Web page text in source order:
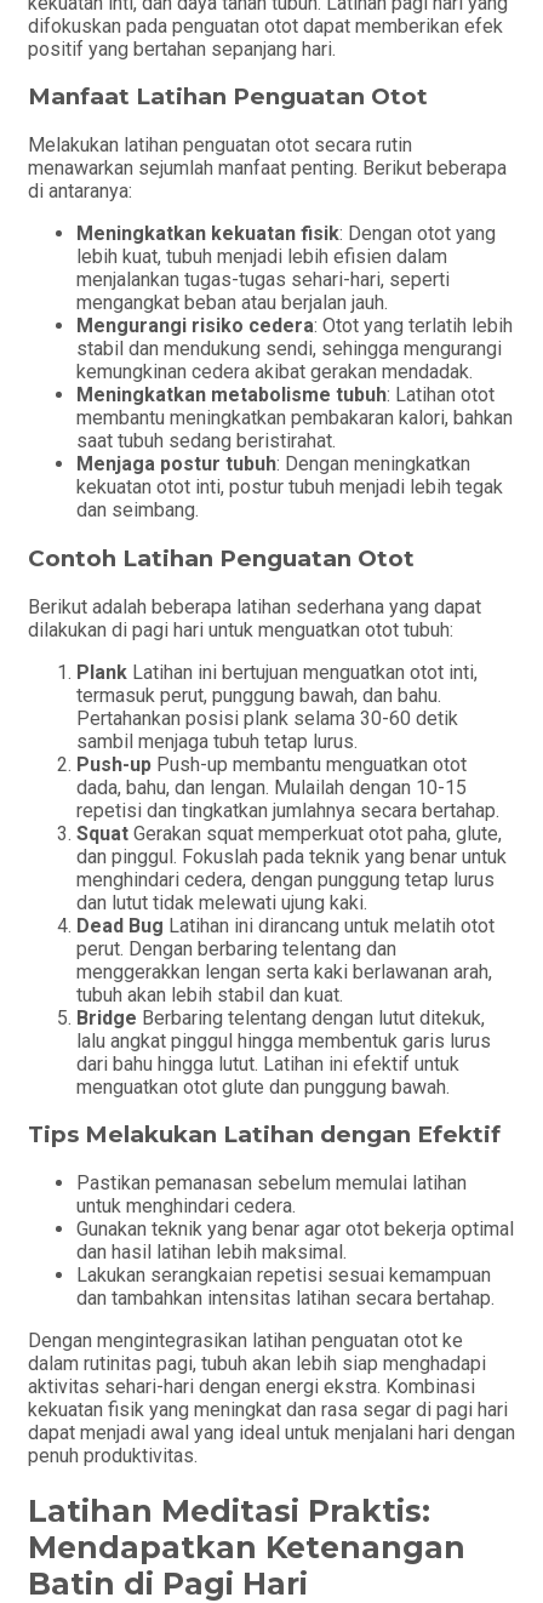
difokuskan pada penguatan otot dapat memberikan efek
positif yang bertahan sepanjang hari.
Manfaat Latihan Penguatan Otot
Melakukan latihan penguatan otot secara rutin
menawarkan sejumlah manfaat penting. Berikut beberapa
di antaranya:
Meningkatkan kekuatan fisik: Dengan otot yang
lebih kuat, tubuh menjadi lebih efisien dalam
menjalankan tugas-tugas sehari-hari, seperti
mengangkat beban atau berjalan jauh.
Mengurangi risiko cedera: Otot yang terlatih lebih
stabil dan mendukung sendi, sehingga mengurangi
kemungkinan cedera akibat gerakan mendadak.
Meningkatkan metabolisme tubuh: Latihan otot
membantu meningkatkan pembakaran kalori, bahkan
saat tubuh sedang beristirahat.
Menjaga postur tubuh: Dengan meningkatkan
kekuatan otot inti, postur tubuh menjadi lebih tegak
dan seimbang.
Contoh Latihan Penguatan Otot
Berikut adalah beberapa latihan sederhana yang dapat
dilakukan di pagi hari untuk menguatkan otot tubuh:
Plank Latihan ini bertujuan menguatkan otot inti,
termasuk perut, punggung bawah, dan bahu.
Pertahankan posisi plank selama 30-60 detik
sambil menjaga tubuh tetap lurus.
Push-up Push-up membantu menguatkan otot
dada, bahu, dan lengan. Mulailah dengan 10-15
repetisi dan tingkatkan jumlahnya secara bertahap.
Squat Gerakan squat memperkuat otot paha, glute,
dan pinggul. Fokuslah pada teknik yang benar untuk
menghindari cedera, dengan punggung tetap lurus
dan lutut tidak melewati ujung kaki.
Dead Bug Latihan ini dirancang untuk melatih otot
perut. Dengan berbaring telentang dan
menggerakkan lengan serta kaki berlawanan arah,
tubuh akan lebih stabil dan kuat.
Bridge Berbaring telentang dengan lutut ditekuk,
lalu angkat pinggul hingga membentuk garis lurus
dari bahu hingga lutut. Latihan ini efektif untuk
menguatkan otot glute dan punggung bawah.
Tips Melakukan Latihan dengan Efektif
Pastikan pemanasan sebelum memulai latihan
untuk menghindari cedera.
Gunakan teknik yang benar agar otot bekerja optimal
dan hasil latihan lebih maksimal.
Lakukan serangkaian repetisi sesuai kemampuan
dan tambahkan intensitas latihan secara bertahap.
Dengan mengintegrasikan latihan penguatan otot ke
dalam rutinitas pagi, tubuh akan lebih siap menghadapi
aktivitas sehari-hari dengan energi ekstra. Kombinasi
kekuatan fisik yang meningkat dan rasa segar di pagi hari
dapat menjadi awal yang ideal untuk menjalani hari dengan
penuh produktivitas.
Latihan Meditasi Praktis:
Mendapatkan Ketenangan
Batin di Pagi Hari